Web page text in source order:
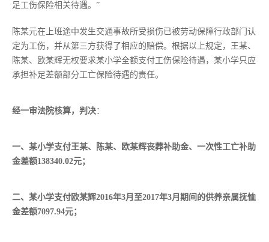
足工伤保险相关待遇。”
陈某元在上班途中发生交通事故所受损伤已被劳动保障行政部门认
定为工伤，并从第三方获得了相应的赔偿。根据以上规定，王某、
陈某、欧某辉无权要求某小学全额支付工伤保险待遇，某小学只应
承担补足差额部分工亡保险待遇的责任。
经一审法院核算，判决：
一、某小学支付王某、陈某、欧某辉丧葬补助金、一次性工亡补助
金差额138340.02元；
二、某小学支付欧某辉2016年3月至2017年3月期间的供养亲属抚恤
金差额7097.94元；